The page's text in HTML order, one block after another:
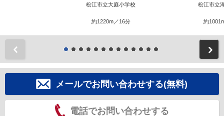
松江市立大庭小学校
約1220m／16分
松江市立
約
メールでお問い合わせする(無料)
電話でお問い合わせする